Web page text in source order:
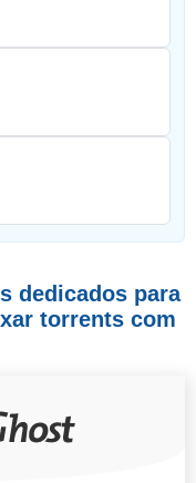
dedicados para
torrents com